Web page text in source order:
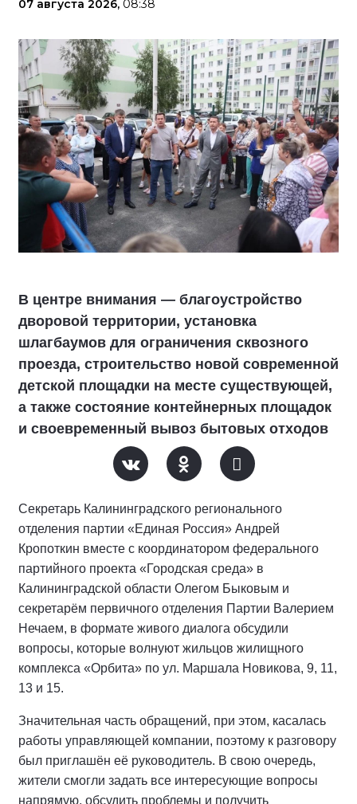
07 августа 2026, 08:38
В центре внимания — благоустройство
дворовой территории, установка
шлагбаумов для ограничения сквозного
проезда, строительство новой современной
детской площадки на месте существующей,
а также состояние контейнерных площадок
и своевременный вывоз бытовых отходов
Секретарь Калининградского регионального
отделения партии «Единая Россия» Андрей
Кропоткин вместе с координатором федерального
партийного проекта «Городская среда» в
Калининградской области Олегом Быковым и
секретарём первичного отделения Партии Валерием
Нечаем, в формате живого диалога обсудили
вопросы, которые волнуют жильцов жилищного
комплекса «Орбита» по ул. Маршала Новикова, 9, 11,
13 и 15.
Значительная часть обращений, при этом, касалась
работы управляющей компании, поэтому к разговору
был приглашён её руководитель. В свою очередь,
жители смогли задать все интересующие вопросы
напрямую, обсудить проблемы и получить